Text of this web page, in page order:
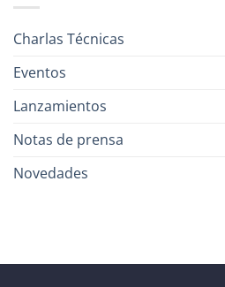
Charlas Técnicas
Eventos
Lanzamientos
Notas de prensa
Novedades